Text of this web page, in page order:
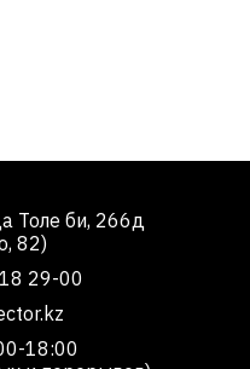
Толе би, 266д
82)
29-00
18:00